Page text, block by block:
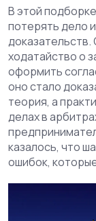
В этой
потерять дело
доказательств.
ходатайство о
оформить
оно стало
теория, а
делах в
казалось, что
ошибок,